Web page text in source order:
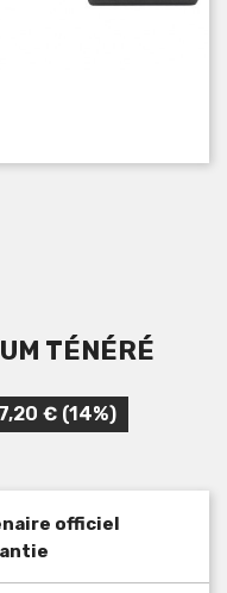
TÉNÉRÉ
€ (14%)
officiel